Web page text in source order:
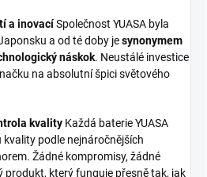
a inovacíSpolečnost YUASA byla
a od té doby jesynonymem
náskok. Neustálé investice
na absolutní špici světového
kvality Každá baterie YUASA
podle nejnáročnějších
Žádné kompromisy, žádné
produkt, který funguje přesně tak, jak